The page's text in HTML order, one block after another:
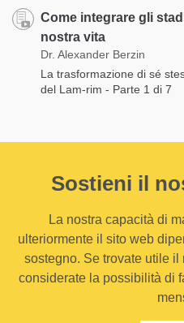
Come integrare gli
nostra vita
Dr. Alexander Berzin
La trasformazione di sé
del Lam-rim - Parte 1 di 7
Sostieni il
La nostra capacità di
ulteriormente il sito web
sostegno. Se trovate utile
considerate la possibilità di